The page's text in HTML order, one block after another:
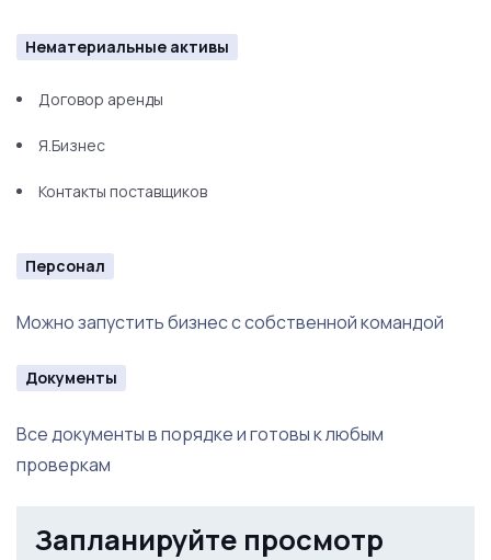
Нематериальные активы
Договор аренды
Я.Бизнес
Контакты поставщиков
Персонал
Можно запустить бизнес с собственной командой
Документы
Все документы в порядке и готовы к любым
проверкам
Запланируйте просмотр